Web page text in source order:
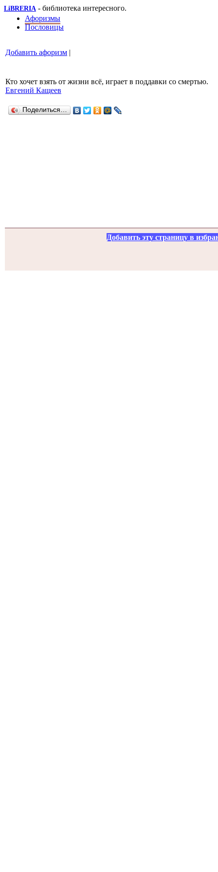
LiBRERIA - библиотека интересного.
Афоризмы
Пословицы
Добавить афоризм |
Кто хочет взять от жизни всё, играет в поддавки со смертью.
Евгений Кащеев
Поделиться…
Добавить эту страницу в